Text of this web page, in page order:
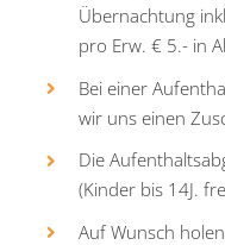
Über­nach­tung
pro Erw. € 5.- in
Bei einer
wir uns einen
Die
(Kinder bis 14J.
Auf Wunsch